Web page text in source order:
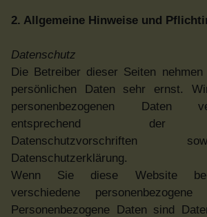
2. Allgemeine Hinweise und
Datenschutz
Die Betreiber dieser Seiten
persönlichen Daten sehr ernst.
personenbezogenen Daten
entsprechend der
Datenschutzvorschriften
Datenschutzerklärung.
Wenn Sie diese Website
verschiedene
Personenbezogene Daten sind